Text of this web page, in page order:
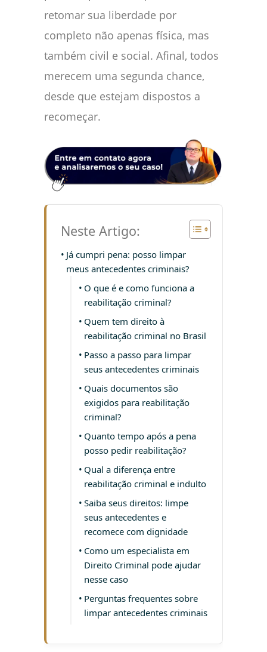
retomar sua liberdade por
completo não apenas física, mas
também civil e social. Afinal, todos
merecem uma segunda chance,
desde que estejam dispostos a
recomeçar.
Neste Artigo:
Já cumpri pena: posso limpar
meus antecedentes criminais?
O que é e como funciona a
reabilitação criminal?
Quem tem direito à
reabilitação criminal no Brasil
Passo a passo para limpar
seus antecedentes criminais
Quais documentos são
exigidos para reabilitação
criminal?
Quanto tempo após a pena
posso pedir reabilitação?
Qual a diferença entre
reabilitação criminal e indulto
Saiba seus direitos: limpe
seus antecedentes e
recomece com dignidade
Como um especialista em
Direito Criminal pode ajudar
nesse caso
Perguntas frequentes sobre
limpar antecedentes criminais